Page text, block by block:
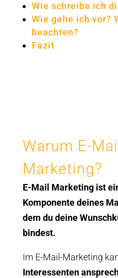
Wie schreibe ich
Wie gehe ich vor?
beachten?
Fazit
Warum E-Mail
Marketing?
E-Mail Marketing ist
Komponente deines
dem du deine
bindest.
Im E-Mail-Marketing
Interessenten